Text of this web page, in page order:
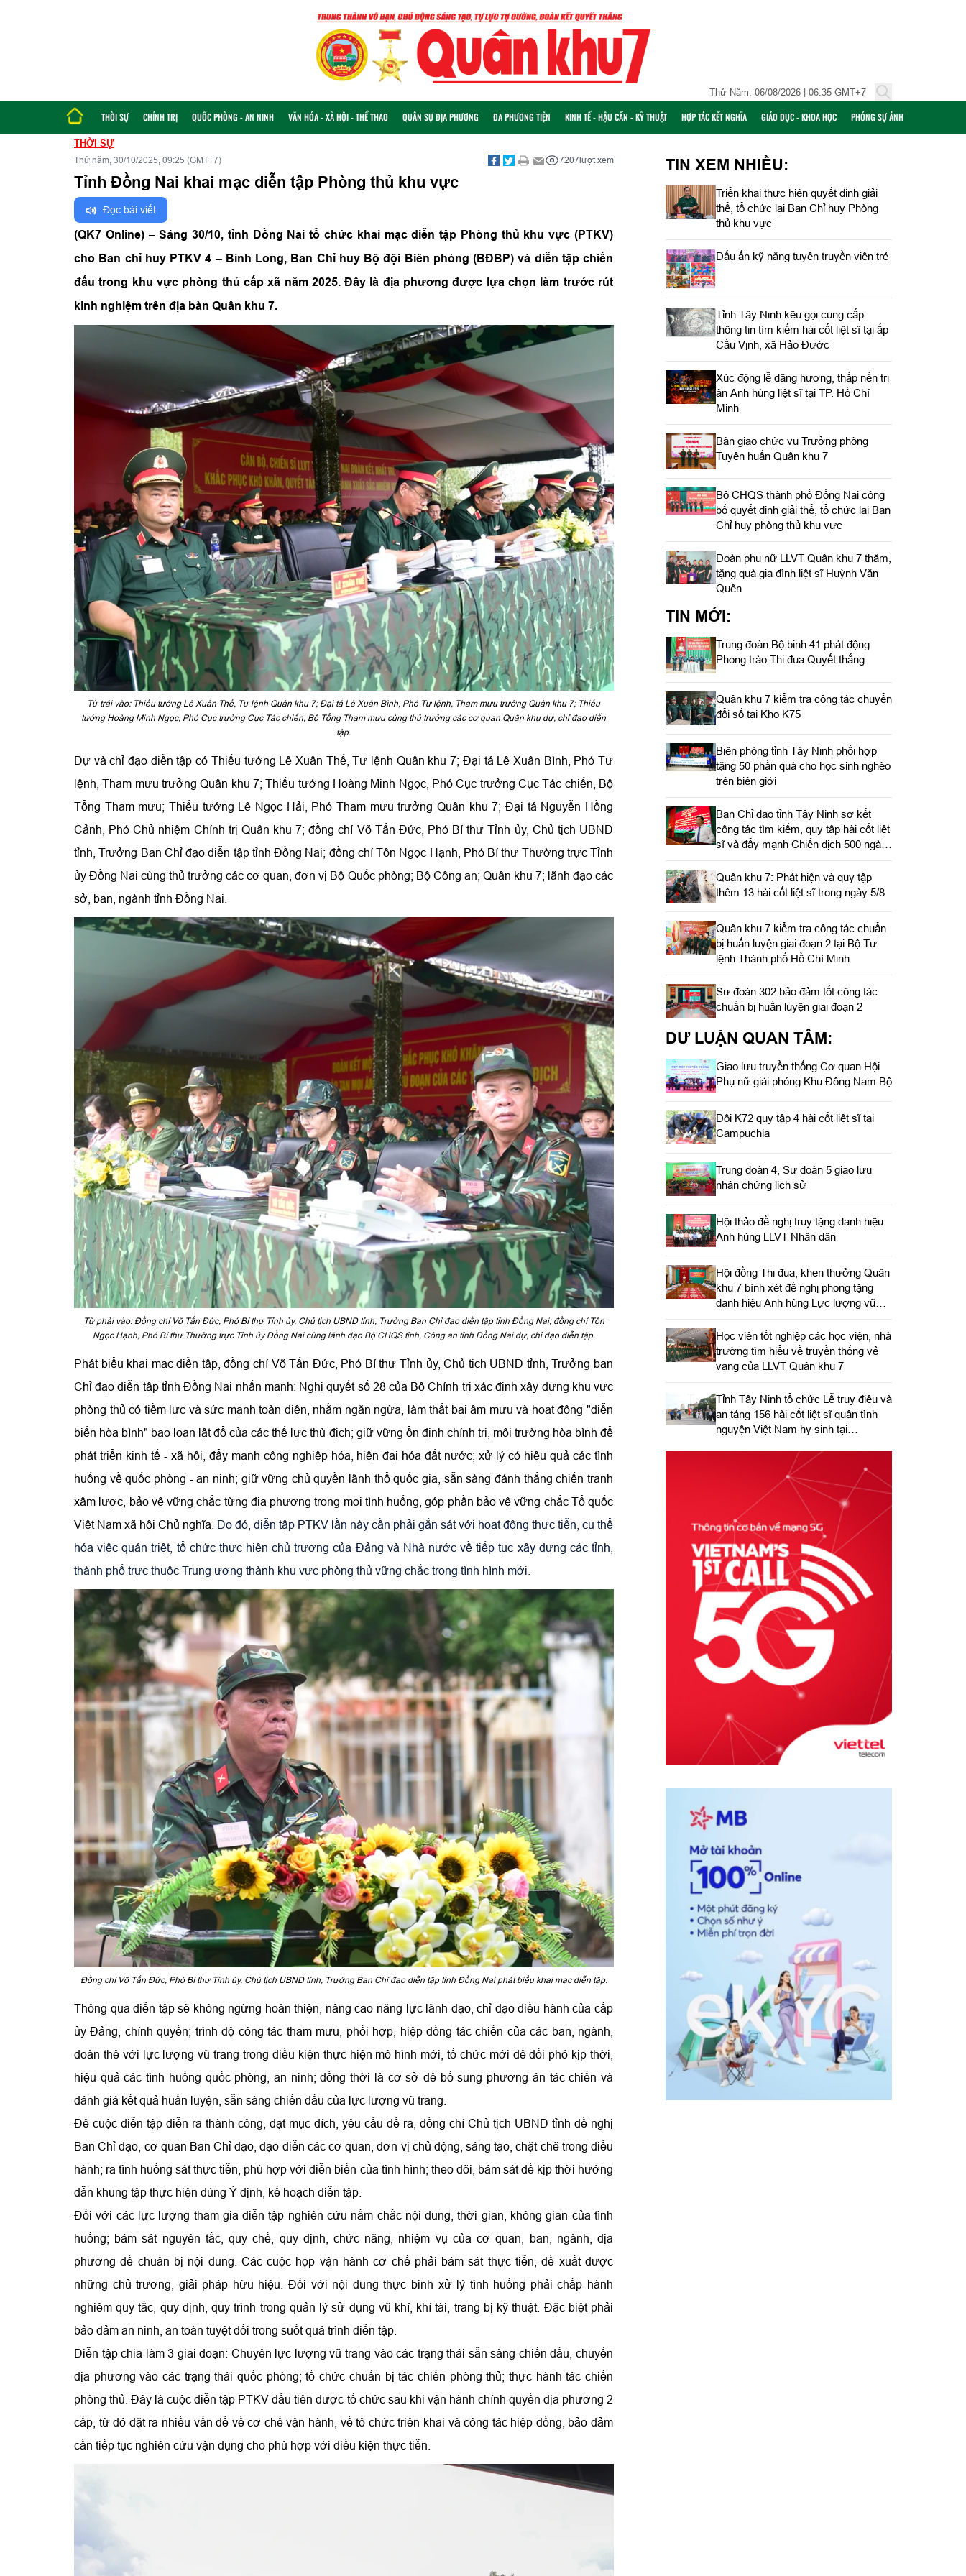
Thứ Năm, 06/08/2026 | 06:35 GMT+7
THỜI SỰ CHÍNH TRỊ QUỐC PHÒNG - AN NINH VĂN HÓA - XÃ HỘI - THỂ THAO QUÂN SỰ ĐỊA PHƯƠNG ĐA PHƯƠNG TIỆN KINH TẾ - HẬU CẦN - KỸ THUẬT HỢP TÁC KẾT NGHĨA GIÁO DỤC - KHOA HỌC PHÓNG SỰ ẢNH
THỜI SỰ
Thứ năm, 30/10/2025, 09:25 (GMT+7) 7207lượt xem
Tỉnh Đồng Nai khai mạc diễn tập Phòng thủ khu vực
Đọc bài viết
(QK7 Online) – Sáng 30/10, tỉnh Đồng Nai tổ chức khai mạc diễn tập Phòng thủ khu vực (PTKV)
cho Ban chỉ huy PTKV 4 – Bình Long, Ban Chỉ huy Bộ đội Biên phòng (BĐBP) và diễn tập chiến
đấu trong khu vực phòng thủ cấp xã năm 2025. Đây là địa phương được lựa chọn làm trước rút
kinh nghiệm trên địa bàn Quân khu 7.
Từ trái vào: Thiếu tướng Lê Xuân Thế, Tư lệnh Quân khu 7; Đại tá Lê Xuân Bình, Phó Tư lệnh, Tham mưu trưởng Quân khu 7; Thiếu
tướng Hoàng Minh Ngọc, Phó Cục trưởng Cục Tác chiến, Bộ Tổng Tham mưu cùng thủ trưởng các cơ quan Quân khu dự, chỉ đạo diễn
tập.
Dự và chỉ đạo diễn tập có Thiếu tướng Lê Xuân Thế, Tư lệnh Quân khu 7; Đại tá Lê Xuân Bình, Phó Tư
lệnh, Tham mưu trưởng Quân khu 7; Thiếu tướng Hoàng Minh Ngọc, Phó Cục trưởng Cục Tác chiến, Bộ
Tổng Tham mưu; Thiếu tướng Lê Ngọc Hải, Phó Tham mưu trưởng Quân khu 7; Đại tá Nguyễn Hồng
Cảnh, Phó Chủ nhiệm Chính trị Quân khu 7; đồng chí Võ Tấn Đức, Phó Bí thư Tỉnh ủy, Chủ tịch UBND
tỉnh, Trưởng Ban Chỉ đạo diễn tập tỉnh Đồng Nai; đồng chí Tôn Ngọc Hạnh, Phó Bí thư Thường trực Tỉnh
ủy Đồng Nai cùng thủ trưởng các cơ quan, đơn vị Bộ Quốc phòng; Bộ Công an; Quân khu 7; lãnh đạo các
sở, ban, ngành tỉnh Đồng Nai.
Từ phải vào: Đồng chí Võ Tấn Đức, Phó Bí thư Tỉnh ủy, Chủ tịch UBND tỉnh, Trưởng Ban Chỉ đạo diễn tập tỉnh Đồng Nai; đồng chí Tôn
Ngọc Hạnh, Phó Bí thư Thường trực Tỉnh ủy Đồng Nai cùng lãnh đạo Bộ CHQS tỉnh, Công an tỉnh Đồng Nai dự, chỉ đạo diễn tập.
Phát biểu khai mạc diễn tập, đồng chí Võ Tấn Đức, Phó Bí thư Tỉnh ủy, Chủ tịch UBND tỉnh, Trưởng ban
Chỉ đạo diễn tập tỉnh Đồng Nai nhấn mạnh: Nghị quyết số 28 của Bộ Chính trị xác định xây dựng khu vực
phòng thủ có tiềm lực và sức mạnh toàn diện, nhằm ngăn ngừa, làm thất bại âm mưu và hoạt động "diễn
biến hòa bình" bạo loạn lật đổ của các thế lực thù địch; giữ vững ổn định chính trị, môi trường hòa bình để
phát triển kinh tế - xã hội, đẩy mạnh công nghiệp hóa, hiện đại hóa đất nước; xử lý có hiệu quả các tình
huống về quốc phòng - an ninh; giữ vững chủ quyền lãnh thổ quốc gia, sẵn sàng đánh thắng chiến tranh
xâm lược, bảo vệ vững chắc từng địa phương trong mọi tình huống, góp phần bảo vệ vững chắc Tổ quốc
Việt Nam xã hội Chủ nghĩa. Do đó, diễn tập PTKV lần này cần phải gắn sát với hoạt động thực tiễn, cụ thể
hóa việc quán triệt, tổ chức thực hiện chủ trương của Đảng và Nhà nước về tiếp tục xây dựng các tỉnh,
thành phố trực thuộc Trung ương thành khu vực phòng thủ vững chắc trong tình hình mới.
Đồng chí Võ Tấn Đức, Phó Bí thư Tỉnh ủy, Chủ tịch UBND tỉnh, Trưởng Ban Chỉ đạo diễn tập tỉnh Đồng Nai phát biểu khai mạc diễn tập.
Thông qua diễn tập sẽ không ngừng hoàn thiện, nâng cao năng lực lãnh đạo, chỉ đạo điều hành của cấp
ủy Đảng, chính quyền; trình độ công tác tham mưu, phối hợp, hiệp đồng tác chiến của các ban, ngành,
đoàn thể với lực lượng vũ trang trong điều kiện thực hiện mô hình mới, tổ chức mới để đối phó kịp thời,
hiệu quả các tình huống quốc phòng, an ninh; đồng thời là cơ sở để bổ sung phương án tác chiến và
đánh giá kết quả huấn luyện, sẵn sàng chiến đấu của lực lượng vũ trang.
Để cuộc diễn tập diễn ra thành công, đạt mục đích, yêu cầu đề ra, đồng chí Chủ tịch UBND tỉnh đề nghị
Ban Chỉ đạo, cơ quan Ban Chỉ đạo, đạo diễn các cơ quan, đơn vị chủ động, sáng tạo, chặt chẽ trong điều
hành; ra tình huống sát thực tiễn, phù hợp với diễn biến của tình hình; theo dõi, bám sát để kịp thời hướng
dẫn khung tập thực hiện đúng Ý định, kế hoạch diễn tập.
Đối với các lực lượng tham gia diễn tập nghiên cứu nắm chắc nội dung, thời gian, không gian của tình
huống; bám sát nguyên tắc, quy chế, quy định, chức năng, nhiệm vụ của cơ quan, ban, ngành, địa
phương để chuẩn bị nội dung. Các cuộc họp vận hành cơ chế phải bám sát thực tiễn, đề xuất được
những chủ trương, giải pháp hữu hiệu. Đối với nội dung thực binh xử lý tình huống phải chấp hành
nghiêm quy tắc, quy định, quy trình trong quản lý sử dụng vũ khí, khí tài, trang bị kỹ thuật. Đặc biệt phải
bảo đảm an ninh, an toàn tuyệt đối trong suốt quá trình diễn tập.
Diễn tập chia làm 3 giai đoạn: Chuyển lực lượng vũ trang vào các trạng thái sẵn sàng chiến đấu, chuyển
địa phương vào các trạng thái quốc phòng; tổ chức chuẩn bị tác chiến phòng thủ; thực hành tác chiến
phòng thủ. Đây là cuộc diễn tập PTKV đầu tiên được tổ chức sau khi vận hành chính quyền địa phương 2
cấp, từ đó đặt ra nhiều vấn đề về cơ chế vận hành, về tổ chức triển khai và công tác hiệp đồng, bảo đảm
cần tiếp tục nghiên cứu vận dụng cho phù hợp với điều kiện thực tiễn.
TIN XEM NHIỀU:
Triển khai thực hiện quyết định giải
thể, tổ chức lại Ban Chỉ huy Phòng
thủ khu vực
Dấu ấn kỹ năng tuyên truyền viên trẻ
Tỉnh Tây Ninh kêu gọi cung cấp
thông tin tìm kiếm hài cốt liệt sĩ tại ấp
Cầu Vịnh, xã Hảo Đước
Xúc động lễ dâng hương, thắp nến tri
ân Anh hùng liệt sĩ tại TP. Hồ Chí
Minh
Bàn giao chức vụ Trưởng phòng
Tuyên huấn Quân khu 7
Bộ CHQS thành phố Đồng Nai công
bố quyết định giải thể, tổ chức lại Ban
Chỉ huy phòng thủ khu vực
Đoàn phụ nữ LLVT Quân khu 7 thăm,
tặng quà gia đình liệt sĩ Huỳnh Văn
Quên
TIN MỚI:
Trung đoàn Bộ binh 41 phát động
Phong trào Thi đua Quyết thắng
Quân khu 7 kiểm tra công tác chuyển
đổi số tại Kho K75
Biên phòng tỉnh Tây Ninh phối hợp
tặng 50 phần quà cho học sinh nghèo
trên biên giới
Ban Chỉ đạo tỉnh Tây Ninh sơ kết
công tác tìm kiếm, quy tập hài cốt liệt
sĩ và đẩy mạnh Chiến dịch 500 ngày
đêm
Quân khu 7: Phát hiện và quy tập
thêm 13 hài cốt liệt sĩ trong ngày 5/8
Quân khu 7 kiểm tra công tác chuẩn
bị huấn luyện giai đoạn 2 tại Bộ Tư
lệnh Thành phố Hồ Chí Minh
Sư đoàn 302 bảo đảm tốt công tác
chuẩn bị huấn luyện giai đoạn 2
DƯ LUẬN QUAN TÂM:
Giao lưu truyền thống Cơ quan Hội
Phụ nữ giải phóng Khu Đông Nam Bộ
Đội K72 quy tập 4 hài cốt liệt sĩ tại
Campuchia
Trung đoàn 4, Sư đoàn 5 giao lưu
nhân chứng lịch sử
Hội thảo đề nghị truy tặng danh hiệu
Anh hùng LLVT Nhân dân
Hội đồng Thi đua, khen thưởng Quân
khu 7 bình xét đề nghị phong tặng
danh hiệu Anh hùng Lực lượng vũ
trang nhân dân
Học viên tốt nghiệp các học viện, nhà
trường tìm hiểu về truyền thống vẻ
vang của LLVT Quân khu 7
​Tỉnh Tây Ninh tổ chức Lễ truy điệu và
an táng 156 hài cốt liệt sĩ quân tình
nguyện Việt Nam hy sinh tại